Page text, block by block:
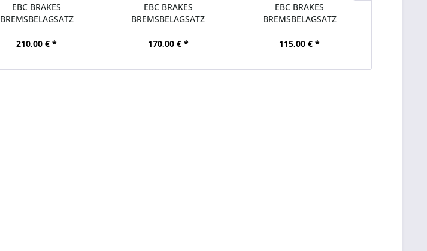
EBC BRAKES
BREMSBELAGSATZ
210,00 € *
EBC BRAKES
BREMSBELAGSATZ
170,00 € *
EBC BRAKES
BREMSBELAGSATZ
115,00 € *